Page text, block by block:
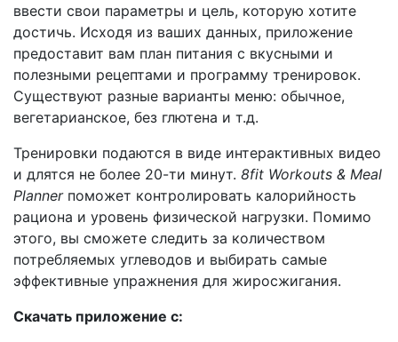
ввести свои параметры и цель, которую хотите
достичь. Исходя из ваших данных, приложение
предоставит вам план питания с вкусными и
полезными рецептами и программу тренировок.
Существуют разные варианты меню: обычное,
вегетарианское, без глютена и т.д.
Тренировки подаются в виде интерактивных видео
и длятся не более 20-ти минут. 8fit Workouts & Meal
Plannerпоможет контролировать калорийность
рациона и уровень физической нагрузки. Помимо
этого, вы сможете следить за количеством
потребляемых углеводов и выбирать самые
эффективные упражнения для жиросжигания.
Скачать приложение с: